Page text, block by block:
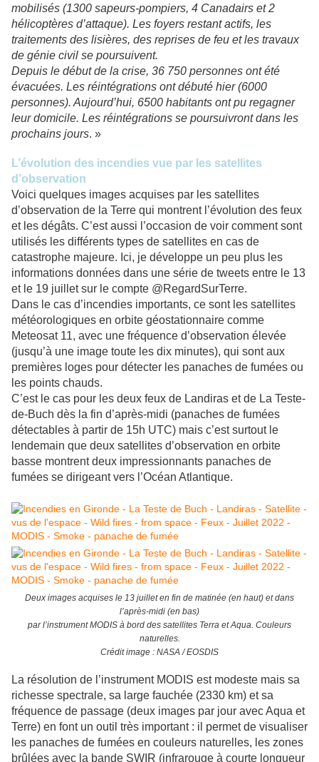
mobilisés (1300 sapeurs-pompiers, 4 Canadairs et 2
hélicoptères d’attaque). Les foyers restant actifs, les
traitements des lisières, des reprises de feu et les travaux
de génie civil se poursuivent.
Depuis le début de la crise, 36 750 personnes ont été
évacuées. Les réintégrations ont débuté hier (6000
personnes). Aujourd’hui, 6500 habitants ont pu regagner
leur domicile. Les réintégrations se poursuivront dans les
prochains jours. »
L’évolution des incendies vue par les satellites
d’observation
Voici quelques images acquises par les satellites
d’observation de la Terre qui montrent l’évolution des feux
et les dégâts. C’est aussi l’occasion de voir comment sont
utilisés les différents types de satellites en cas de
catastrophe majeure. Ici, je développe un peu plus les
informations données dans une série de tweets entre le 13
et le 19 juillet sur le compte @RegardSurTerre.
Dans le cas d’incendies importants, ce sont les satellites
météorologiques en orbite géostationnaire comme
Meteosat 11, avec une fréquence d’observation élevée
(jusqu’à une image toute les dix minutes), qui sont aux
premières loges pour détecter les panaches de fumées ou
les points chauds.
C’est le cas pour les deux feux de Landiras et de La Teste-
de-Buch dès la fin d’après-midi (panaches de fumées
détectables à partir de 15h UTC) mais c’est surtout le
lendemain que deux satellites d’observation en orbite
basse montrent deux impressionnants panaches de
fumées se dirigeant vers l’Océan Atlantique.
Deux images acquises le 13 juillet en fin de matinée (en haut) et dans
l’après-midi (en bas)
par l’instrument MODIS à bord des satellites Terra et Aqua. Couleurs
naturelles.
Crédit image : NASA / EOSDIS
La résolution de l’instrument MODIS est modeste mais sa
richesse spectrale, sa large fauchée (2330 km) et sa
fréquence de passage (deux images par jour avec Aqua et
Terre) en font un outil très important : il permet de visualiser
les panaches de fumées en couleurs naturelles, les zones
brûlées avec la bande SWIR (infrarouge à courte longueur